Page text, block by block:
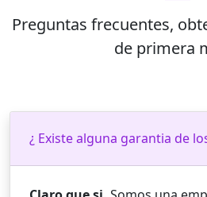
Preguntas frecuentes,
de primera
¿ Existe alguna garantia de